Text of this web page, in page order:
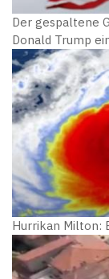
Der gespaltene
Donald Trump
Hurrikan Milton: